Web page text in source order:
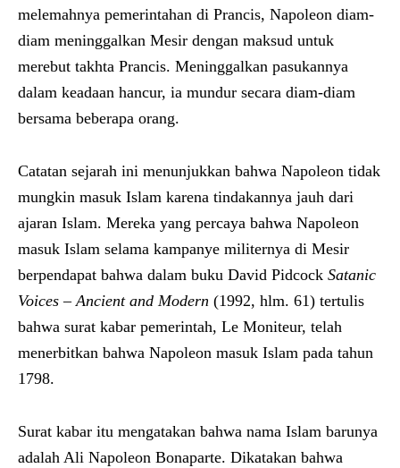
melemahnya pemerintahan di Prancis, Napoleon diam-
diam meninggalkan Mesir dengan maksud untuk
merebut takhta Prancis. Meninggalkan pasukannya
dalam keadaan hancur, ia mundur secara diam-diam
bersama beberapa orang.
Catatan sejarah ini menunjukkan bahwa Napoleon tidak
mungkin masuk Islam karena tindakannya jauh dari
ajaran Islam. Mereka yang percaya bahwa Napoleon
masuk Islam selama kampanye militernya di Mesir
berpendapat bahwa dalam buku David Pidcock Satanic
Voices – Ancient and Modern (1992, hlm. 61) tertulis
bahwa surat kabar pemerintah, Le Moniteur, telah
menerbitkan bahwa Napoleon masuk Islam pada tahun
1798.
Surat kabar itu mengatakan bahwa nama Islam barunya
adalah Ali Napoleon Bonaparte. Dikatakan bahwa